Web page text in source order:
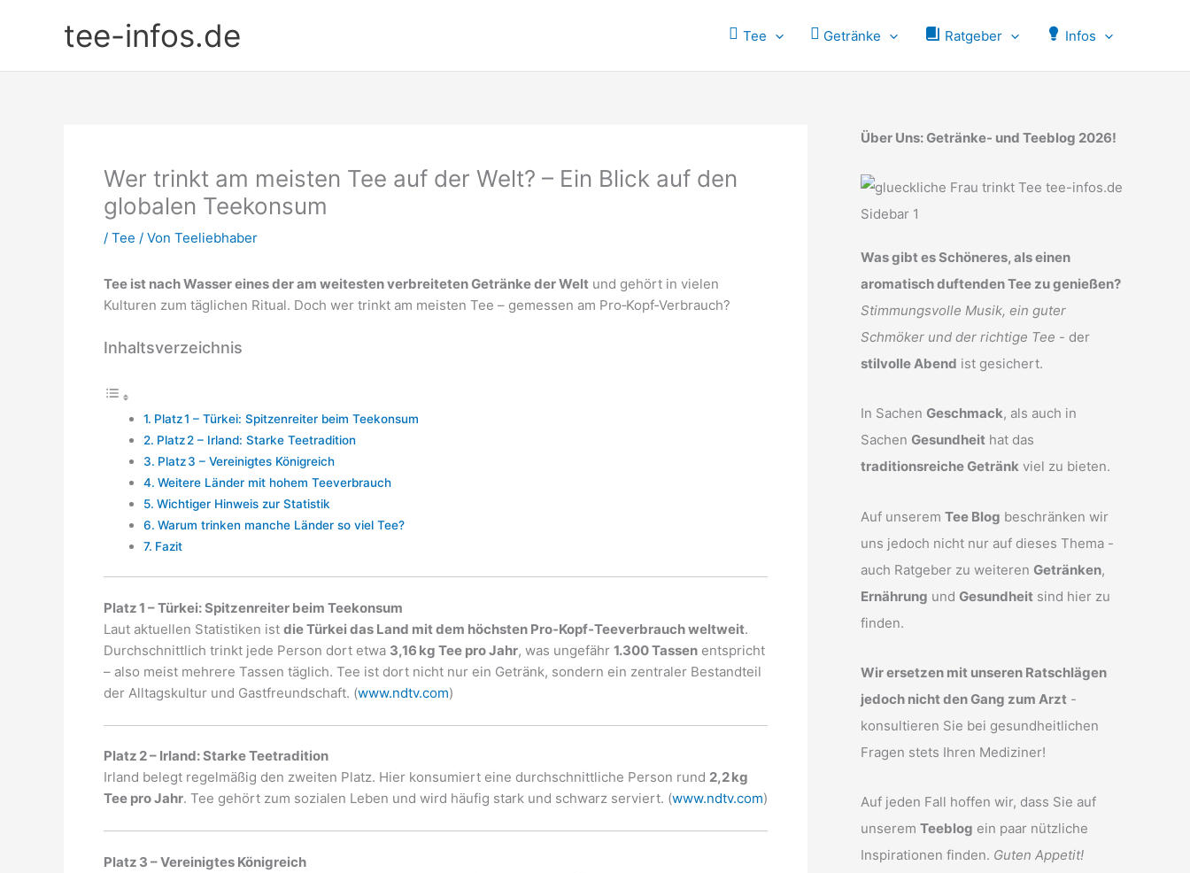
tee-infos.de Tee Getränke Ratgeber Infos
Wer trinkt am meisten Tee auf der Welt? – Ein Blick auf den
globalen Teekonsum
/ Tee / Von Teeliebhaber
Tee ist nach Wasser eines der am weitesten verbreiteten Getränke der Welt und gehört in vielen
Kulturen zum täglichen Ritual. Doch wer trinkt am meisten Tee – gemessen am Pro‑Kopf‑Verbrauch?
Inhaltsverzeichnis
Platz 1 – Türkei: Spitzenreiter beim Teekonsum
Platz 2 – Irland: Starke Teetradition
Platz 3 – Vereinigtes Königreich
Weitere Länder mit hohem Teeverbrauch
Wichtiger Hinweis zur Statistik
Warum trinken manche Länder so viel Tee?
Fazit
Platz 1 – Türkei: Spitzenreiter beim Teekonsum
Laut aktuellen Statistiken ist die Türkei das Land mit dem höchsten Pro‑Kopf‑Teeverbrauch weltweit.
Durchschnittlich trinkt jede Person dort etwa 3,16 kg Tee pro Jahr, was ungefähr 1.300 Tassen entspricht
– also meist mehrere Tassen täglich. Tee ist dort nicht nur ein Getränk, sondern ein zentraler Bestandteil
der Alltagskultur und Gastfreundschaft. (www.ndtv.com)
Platz 2 – Irland: Starke Teetradition
Irland belegt regelmäßig den zweiten Platz. Hier konsumiert eine durchschnittliche Person rund 2,2 kg
Tee pro Jahr. Tee gehört zum sozialen Leben und wird häufig stark und schwarz serviert. (www.ndtv.com)
Platz 3 – Vereinigtes Königreich
Über Uns: Getränke- und Teeblog 2026!
Was gibt es Schöneres, als einen
aromatisch duftenden Tee zu genießen?
Stimmungsvolle Musik, ein guter
Schmöker und der richtige Tee - der
stilvolle Abend ist gesichert.
In Sachen Geschmack, als auch in
Sachen Gesundheit hat das
traditionsreiche Getränk viel zu bieten.
Auf unserem Tee Blog beschränken wir
uns jedoch nicht nur auf dieses Thema -
auch Ratgeber zu weiteren Getränken,
Ernährung und Gesundheit sind hier zu
finden.
Wir ersetzen mit unseren Ratschlägen
jedoch nicht den Gang zum Arzt -
konsultieren Sie bei gesundheitlichen
Fragen stets Ihren Mediziner!
Auf jeden Fall hoffen wir, dass Sie auf
unserem Teeblog ein paar nützliche
Inspirationen finden. Guten Appetit!